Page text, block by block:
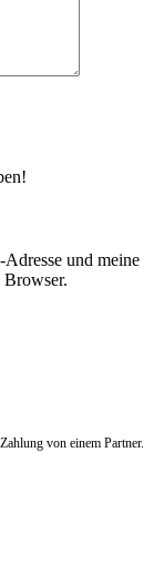
und meine
Browser.
von einem Partner.